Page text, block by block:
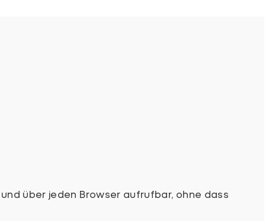
über jeden Browser aufrufbar, ohne dass